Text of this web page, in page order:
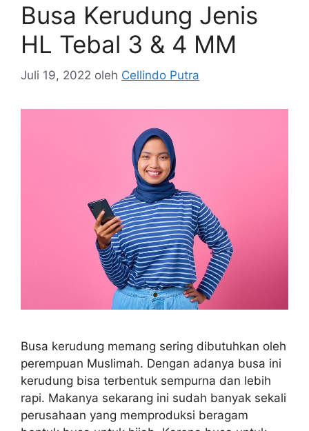
Busa Kerudung Jenis
HL Tebal 3 & 4 MM
Juli 19, 2022 oleh Cellindo Putra
Busa kerudung memang sering dibutuhkan oleh
perempuan Muslimah. Dengan adanya busa ini
kerudung bisa terbentuk sempurna dan lebih
rapi. Makanya sekarang ini sudah banyak sekali
perusahaan yang memproduksi beragam